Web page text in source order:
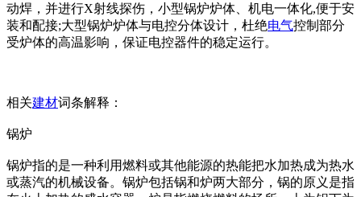
动焊，并进行X射线探伤，小型锅炉炉体、机电一体化,便于安
装和配接;大型锅炉炉体与电控分体设计，杜绝电气控制部分
受炉体的高温影响，保证电控器件的稳定运行。
相关建材词条解释：
锅炉
锅炉指的是一种利用燃料或其他能源的热能把水加热成为热水
或蒸汽的机械设备。锅炉包括锅和炉两大部分，锅的原义是指